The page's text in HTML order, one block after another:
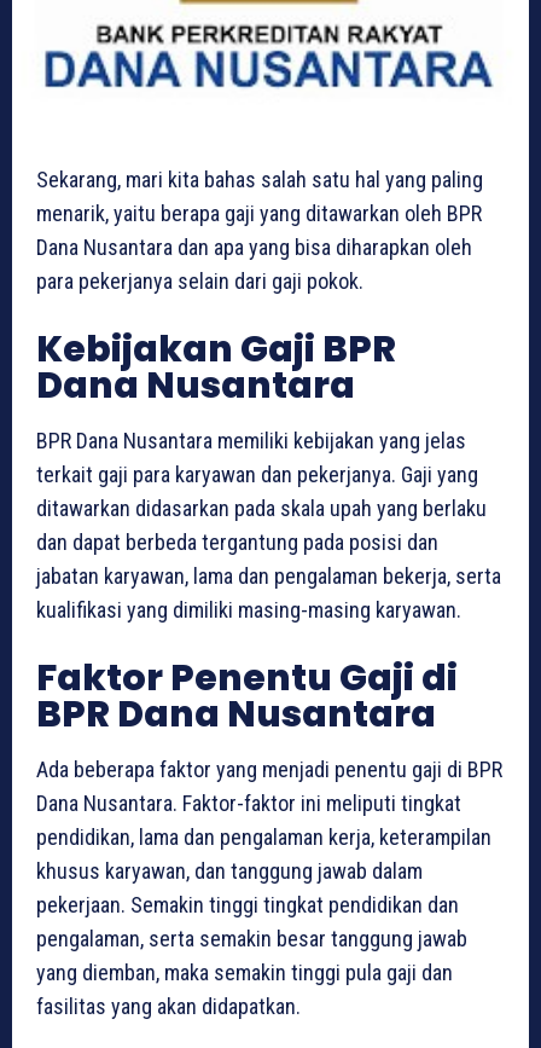
Sekarang, mari kita bahas salah satu hal yang paling
menarik, yaitu berapa gaji yang ditawarkan oleh BPR
Dana Nusantara dan apa yang bisa diharapkan oleh
para pekerjanya selain dari gaji pokok.
Kebijakan Gaji BPR
Dana Nusantara
BPR Dana Nusantara memiliki kebijakan yang jelas
terkait gaji para karyawan dan pekerjanya. Gaji yang
ditawarkan didasarkan pada skala upah yang berlaku
dan dapat berbeda tergantung pada posisi dan
jabatan karyawan, lama dan pengalaman bekerja, serta
kualifikasi yang dimiliki masing-masing karyawan.
Faktor Penentu Gaji di
BPR Dana Nusantara
Ada beberapa faktor yang menjadi penentu gaji di BPR
Dana Nusantara. Faktor-faktor ini meliputi tingkat
pendidikan, lama dan pengalaman kerja, keterampilan
khusus karyawan, dan tanggung jawab dalam
pekerjaan. Semakin tinggi tingkat pendidikan dan
pengalaman, serta semakin besar tanggung jawab
yang diemban, maka semakin tinggi pula gaji dan
fasilitas yang akan didapatkan.